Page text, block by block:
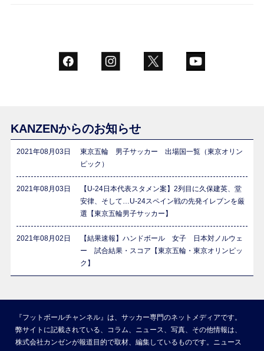
KANZENからのお知らせ
2021年08月03日
東京五輪 男子サッカー 出場国一覧（東京オリン
ピック）
2021年08月03日
【U-24日本代表スタメン案】2列目に久保建英、堂
安律、そして…U-24スペイン戦の先発イレブンを厳
選【東京五輪男子サッカー】
2021年08月02日
【結果速報】ハンドボール 女子 日本対ノルウェ
ー 試合結果・スコア【東京五輪・東京オリンピッ
ク】
『フットボールチャンネル』は、サッカー専門のネットメディアです。
弊サイトに記載されている、コラム、ニュース、写真、その他情報は、
株式会社カンゼンが報道目的で取材、編集しているものです。ニュース